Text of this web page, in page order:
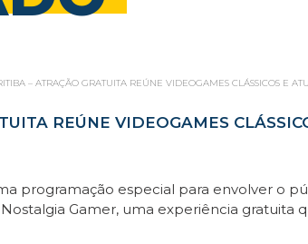
– ATRAÇÃO GRATUITA REÚNE VIDEOGAMES CLÁSSICOS E
REÚNE VIDEOGAMES
programação especial para envolver o
Gamer, uma experiência